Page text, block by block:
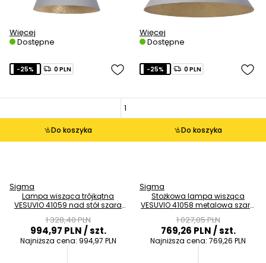
Więcej
Dostępne
Więcej
Dostępne
Do koszyka
-25% 0 PLN
Sigma
Lampa wisząca trójkątna
VESUVIO 41059 nad stół szara
1 328,40 PLN
994,97 PLN/ szt.
Najniższa cena: 994,97 PLN
Do koszyka
-25% 0 PLN
Sigma
Stożkowa lampa wisząca
VESUVIO 41058 metalowa szara
1 027,05 PLN
769,26 PLN/ szt.
Najniższa cena: 769,26 PLN